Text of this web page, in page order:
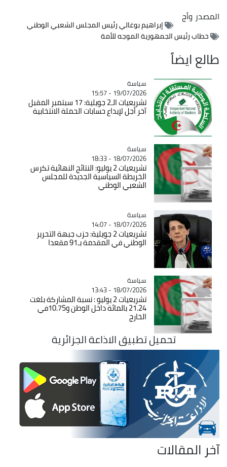
المصدروأج
إبراهيم بوغالي رئيس المجلس الشعبي الوطني
خطاب رئيس الجمهورية الموجه للأمة
طالع ايضاً
Catégorie
سياسة
19/07/2026 - 15:57
تشريعيات الـ2 جويلية: 17 سبتمبر المقبل
آخر أجل لإيداع حسابات الحملة الانتخابية
Catégorie
سياسة
18/07/2026 - 18:33
تشريعيات 2 يوليو: النتائج النهائية تكرس
الخريطة السياسية الجديدة للمجلس
الشعبي الوطني
Catégorie
سياسة
18/07/2026 - 14:07
تشريعيات 2 جويلية: حزب جبهة التحرير
الوطني في المقدمة بـ91 مقعدا
Catégorie
سياسة
18/07/2026 - 13:43
تشريعيات 2 يوليو : نسبة المشاركة بلغت
21.24 بالمائة داخل الوطن و10.75في
الخارج
تحميل تطبيق الاذاعة الجزائرية
آخر المقالات